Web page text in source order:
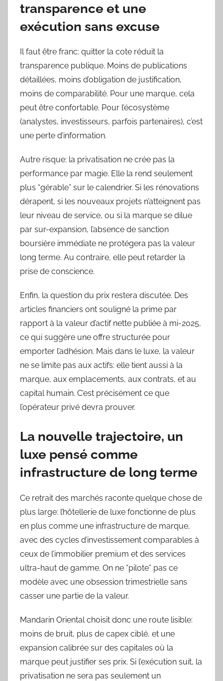
transparence et une
exécution sans excuse
Il faut être franc: quitter la cote réduit la
transparence publique. Moins de publications
détaillées, moins d’obligation de justification,
moins de comparabilité. Pour une marque, cela
peut être confortable. Pour l’écosystème
(analystes, investisseurs, parfois partenaires), c’est
une perte d’information.
Autre risque: la privatisation ne crée pas la
performance par magie. Elle la rend seulement
plus “gérable” sur le calendrier. Si les rénovations
dérapent, si les nouveaux projets n’atteignent pas
leur niveau de service, ou si la marque se dilue
par sur-expansion, l’absence de sanction
boursière immédiate ne protégera pas la valeur
long terme. Au contraire, elle peut retarder la
prise de conscience.
Enfin, la question du prix restera discutée. Des
articles financiers ont souligné la prime par
rapport à la valeur d’actif nette publiée à mi-2025,
ce qui suggère une offre structurée pour
emporter l’adhésion. Mais dans le luxe, la valeur
ne se limite pas aux actifs: elle tient aussi à la
marque, aux emplacements, aux contrats, et au
capital humain. C’est précisément ce que
l’opérateur privé devra prouver.
La nouvelle trajectoire, un
luxe pensé comme
infrastructure de long terme
Ce retrait des marchés raconte quelque chose de
plus large: l’hôtellerie de luxe fonctionne de plus
en plus comme une infrastructure de marque,
avec des cycles d’investissement comparables à
ceux de l’immobilier premium et des services
ultra-haut de gamme. On ne “pilote” pas ce
modèle avec une obsession trimestrielle sans
casser une partie de la valeur.
Mandarin Oriental choisit donc une route lisible:
moins de bruit, plus de capex ciblé, et une
expansion calibrée sur des capitales où la
marque peut justifier ses prix. Si l’exécution suit, la
privatisation ne sera pas seulement un